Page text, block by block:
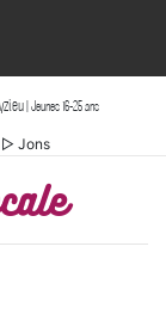
| Jeunes 16-25 ans
▷ Jons